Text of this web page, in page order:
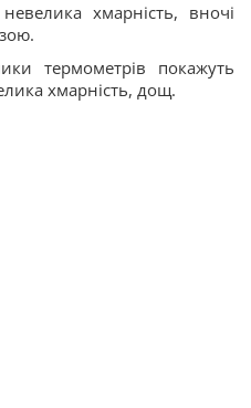
хмарність, вночі
термометрів покажуть
хмарність, дощ.